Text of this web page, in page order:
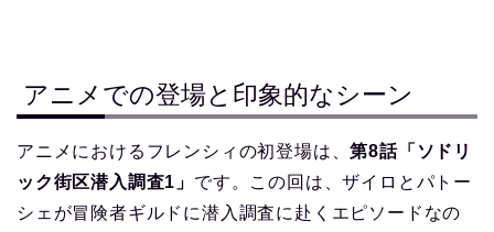
アニメでの登場と印象的なシーン
アニメにおけるフレンシィの初登場は、第8話「ソドリ
ック街区潜入調査1」 です。この回は、ザイロとパトー
シェが冒険者ギルドに潜入調査に赴くエピソードなの